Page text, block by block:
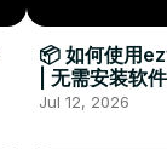
📦 如何使用
| 无需安装软件
Jul 12, 2026